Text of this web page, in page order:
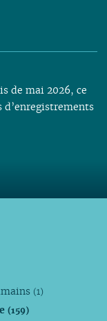
de mai 2026, ce
d’enregistrements
(1)
(159)